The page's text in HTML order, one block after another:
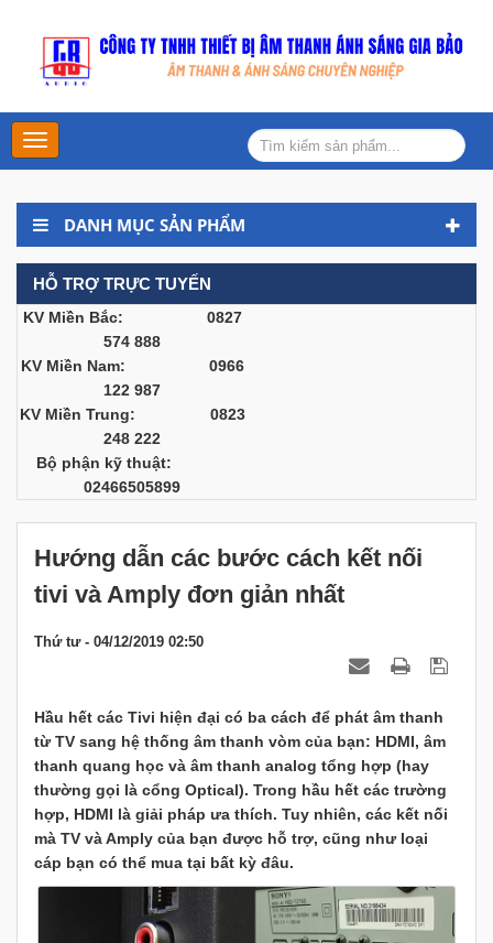
Main
Menu
DANH MỤC SẢN PHẨM
HỖ TRỢ TRỰC TUYẾN
KV Miền Bắc: 0827
574 888
KV Miền Nam: 0966
122 987
KV Miền Trung: 0823
248 222
Bộ phận kỹ thuật:
02466505899
Hướng dẫn các bước cách kết nối
tivi và Amply đơn giản nhất
Thứ tư - 04/12/2019 02:50
Hầu hết các Tivi hiện đại có ba cách để phát âm thanh
từ TV sang hệ thống âm thanh vòm của bạn: HDMI, âm
thanh quang học và âm thanh analog tổng hợp (hay
thường gọi là cổng Optical). Trong hầu hết các trường
hợp, HDMI là giải pháp ưa thích. Tuy nhiên, các kết nối
mà TV và Amply của bạn được hỗ trợ, cũng như loại
cáp bạn có thể mua tại bất kỳ đâu.